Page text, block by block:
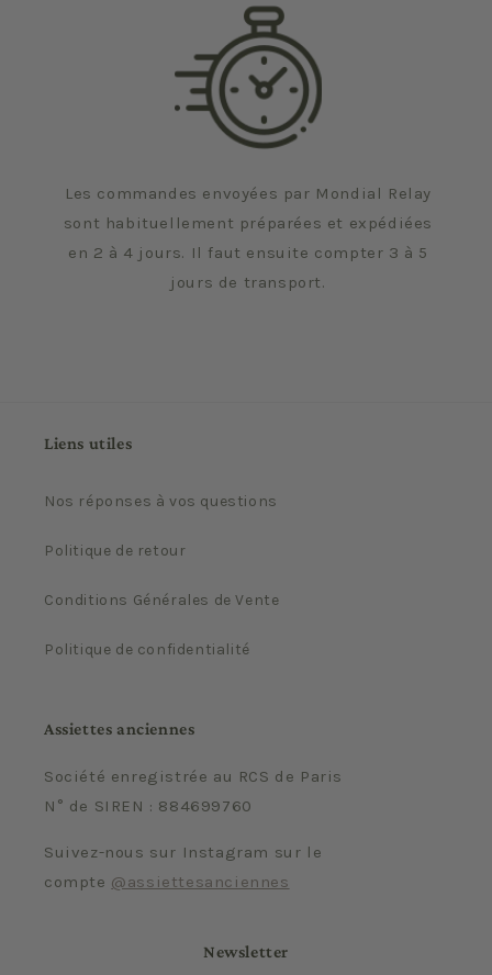
Les commandes envoyées par Mondial Relay
sont habituellement préparées et expédiées
en 2 à 4 jours. Il faut ensuite compter 3 à 5
jours de transport.
Liens utiles
Nos réponses à vos questions
Politique de retour
Conditions Générales de Vente
Politique de confidentialité
Assiettes anciennes
Société enregistrée au RCS de Paris
N° de SIREN : 884699760
Suivez-nous sur Instagram sur le
compte @assiettesanciennes
Newsletter